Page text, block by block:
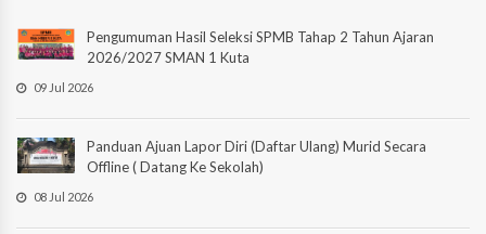
Pengumuman Hasil Seleksi SPMB Tahap 2 Tahun Ajaran
2026/2027 SMAN 1 Kuta
09 Jul 2026
Panduan Ajuan Lapor Diri (Daftar Ulang) Murid Secara
Offline ( Datang Ke Sekolah)
08 Jul 2026